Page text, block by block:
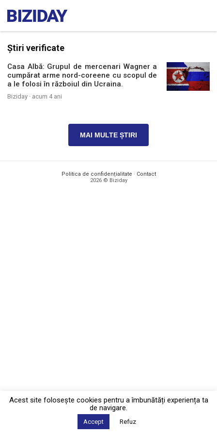
Știri verificate
Casa Albă: Grupul de mercenari Wagner a
cumpărat arme nord-coreene cu scopul de
a le folosi în războiul din Ucraina.
Biziday · acum 4 ani
MAI MULTE ȘTIRI
Politica de confidențialitate · Contact
2026 © Biziday
Acest site foloseşte cookies pentru a îmbunătăți experiența ta
de navigare.
Accept Refuz